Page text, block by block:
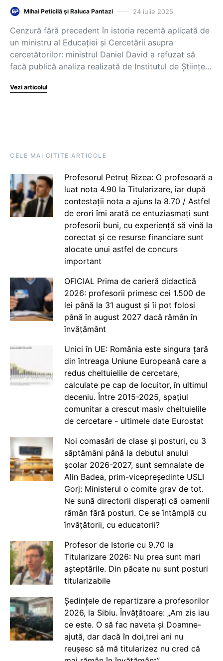
Mihai Peticilă și Raluca Pantazi 24 iulie 2025
Cenzură fără precedent în istoria recentă aplicată de
un ministru al Educației și Cercetării asupra
cercetătorilor: ministrul Daniel David a refuzat să
facă publică analiza realizată de Institutul de Științe…
Vezi articolul
CELE MAI CITITE ARTICOLE
Profesorul Petruț Rizea: O profesoară a
luat nota 4.90 la Titularizare, iar după
contestații nota a ajuns la 8.70 / Astfel
de erori îmi arată ce entuziasmați sunt
profesorii buni, cu experiență să vină la
corectat și ce resurse financiare sunt
alocate unui astfel de concurs
important
OFICIAL Prima de carieră didactică
2026: profesorii primesc cei 1.500 de
lei până la 31 august și îi pot folosi
până în august 2027 dacă rămân în
învățământ
Unici în UE: România este singura țară
din întreaga Uniune Europeană care a
redus cheltuielile de cercetare,
calculate pe cap de locuitor, în ultimul
deceniu. Între 2015-2025, spațiul
comunitar a crescut masiv cheltuielile
de cercetare - ultimele date Eurostat
Noi comasări de clase și posturi, cu 3
săptămâni până la debutul anului
școlar 2026-2027, sunt semnalate de
Alin Badea, prim-vicepreședinte USLI
Gorj: Ministerul o comite grav de tot.
Ne sună directorii disperați că oamenii
rămân fără posturi. Ce se întâmplă cu
învățătorii, cu educatorii?
Profesor de Istorie cu 9.70 la
Titularizare 2026: Nu prea sunt mari
așteptările. Din păcate nu sunt posturi
titularizabile
Ședințele de repartizare a profesorilor
2026, la Sibiu. Învățătoare: „Am zis iau
ce este. O să fac naveta și Doamne-
ajută, dar dacă în doi,trei ani nu
reușesc să mă titularizez nu cred că